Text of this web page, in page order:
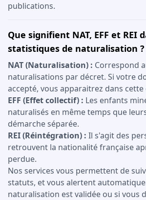
publications.
Que signifient NAT, EFF et REI
statistiques de naturalisation ?
NAT (Naturalisation) : Correspond
naturalisations par décret. Si votre
accepté, vous apparaitrez dans
EFF (Effet collectif) : Les enfants
naturalisés en même temps que
démarche séparée.
REI (Réintégration) : Il s'agit des
retrouvent la nationalité française
perdue.
Nos services vous permettent de
statuts, et vous alertent
naturalisation est validée ou si vous